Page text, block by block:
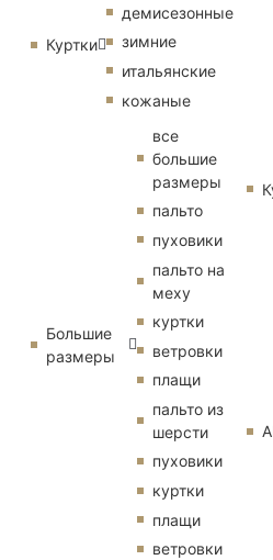
Куртки
демисезонные
зимние
итальянские
кожаные
Большие
размеры
все
большие
размеры
пальто
пуховики
пальто на
меху
куртки
ветровки
плащи
пальто из
шерсти
пуховики
куртки
плащи
ветровки